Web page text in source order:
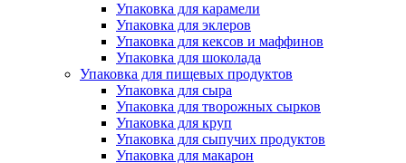
Упаковка для карамели
Упаковка для эклеров
Упаковка для кексов и маффинов
Упаковка для шоколада
Упаковка для пищевых продуктов
Упаковка для сыра
Упаковка для творожных сырков
Упаковка для круп
Упаковка для сыпучих продуктов
Упаковка для макарон